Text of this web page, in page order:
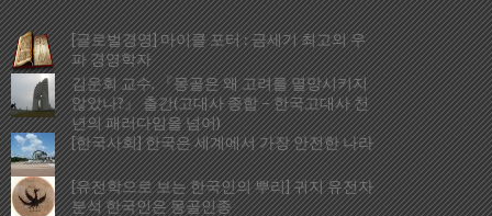
[글로벌경영] 마이클 포터 : 금세기 최고의 우
파 경영학자
김운회 교수, 『몽골은 왜 고려를 멸망시키지
않았나?』 출간(고대사 종합 – 한국고대사 천
년의 패러다임을 넘어)
[한국사회] 한국은 세계에서 가장 안전한 나라
[유전학으로 보는 한국인의 뿌리] 귀지 유전자
분석 한국인은 몽골인종